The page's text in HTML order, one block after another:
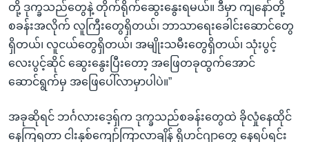
တို့ ဒုက္ခသည်တွေနဲ့ တိုက်ရိုက်ဆွေးနွေးရမယ်။ ဒီမှာ ကျနော်တို့
စခန်းအလိုက် လူကြီးတွေရှိတယ်၊ ဘာသာရေးခေါင်းဆောင်တွေ
ရှိတယ်၊ လူငယ်တွေရှိတယ်၊ အမျိုးသမီးတွေရှိတယ်၊ သုံးပွင့်
လေးပွင့်ဆိုင် ဆွေးနွေးပြီးတော့ အဖြေတခုထွက်အောင်
ဆောင်ရွက်မှ အဖြေပေါ်လာမှာပါပဲ။”
အခုဆိုရင် ဘင်္ဂလားဒေ့ရှ်က ဒုက္ခသည်စခန်းတွေထဲ ခိုလှုံနေထိုင်
နေကြရတာ ငါးနှစ်ကျော်ကြာလာချိန် ရိုဟင်ဂျာတွေ နေရပ်ရင်း